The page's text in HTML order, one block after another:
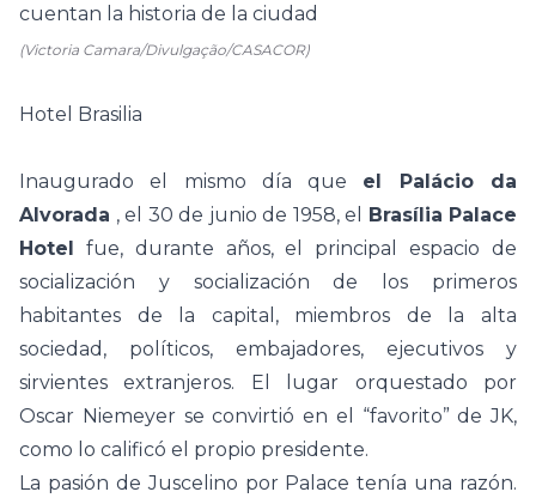
(Victoria Camara/Divulgação/CASACOR)
Hotel Brasilia
Inaugurado el mismo día que
el Palácio da
Alvorada , el 30 de junio de 1958, el
Brasília Palace
Hotel fue, durante años, el principal espacio de
socialización y socialización de los primeros
habitantes de la capital, miembros de la alta
sociedad, políticos, embajadores, ejecutivos y
sirvientes extranjeros. El lugar orquestado por
Oscar Niemeyer se convirtió en el “favorito” de JK,
como lo calificó el propio presidente.
La pasión de Juscelino por Palace tenía una razón.